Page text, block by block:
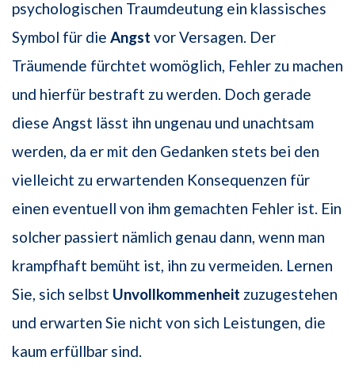
psychologischen Traumdeutung ein klassisches
Symbol für die Angst vor Versagen. Der
Träumende fürchtet womöglich, Fehler zu machen
und hierfür bestraft zu werden. Doch gerade
diese Angst lässt ihn ungenau und unachtsam
werden, da er mit den Gedanken stets bei den
vielleicht zu erwartenden Konsequenzen für
einen eventuell von ihm gemachten Fehler ist. Ein
solcher passiert nämlich genau dann, wenn man
krampfhaft bemüht ist, ihn zu vermeiden. Lernen
Sie, sich selbst Unvollkommenheit zuzugestehen
und erwarten Sie nicht von sich Leistungen, die
kaum erfüllbar sind.